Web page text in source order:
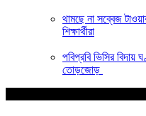
থামছে না সব্বেজ
শিক্ষার্থীরা
পবিপ্রবি ভিসির
তোড়জোড়